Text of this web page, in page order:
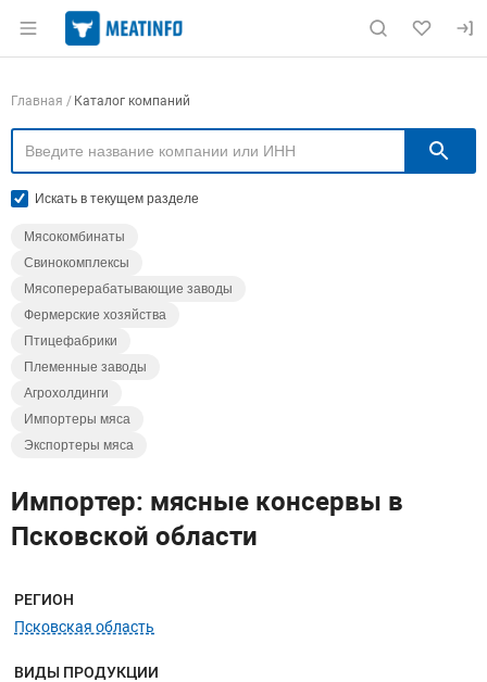
Раздел навигации по сайту meatinfo.ru
Навигация по компаниям
Главная Каталог компаний
Искать в текущем разделе
Мясокомбинаты
Свинокомплексы
Мясоперерабатывающие заводы
Фермерские хозяйства
Птицефабрики
Племенные заводы
Агрохолдинги
Импортеры мяса
Экспортеры мяса
Импортер: мясные консервы в
Псковской области
Меню навигации
РЕГИОН
Псковская область
ВИДЫ ПРОДУКЦИИ